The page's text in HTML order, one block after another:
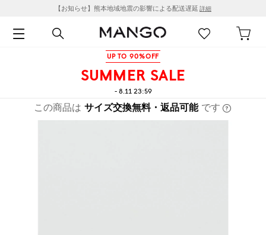
【お知らせ】熊本地域地震の影響による配送遅延 詳細
UP TO 90%OFF
SUMMER SALE
- 8.11 23:59
この商品は サイズ交換無料・返品可能 です